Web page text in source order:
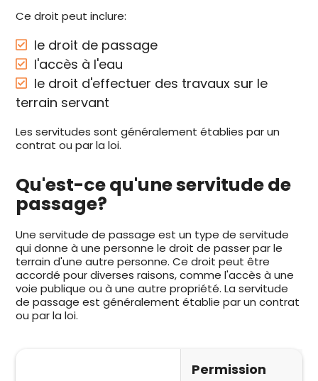
Ce droit peut inclure:
le droit de passage
l'accès à l'eau
le droit d'effectuer des travaux sur le
terrain servant
Les servitudes sont généralement établies par un
contrat ou par la loi.
Qu'est-ce qu'une servitude de
passage?
Une servitude de passage est un type de servitude
qui donne à une personne le droit de passer par le
terrain d'une autre personne. Ce droit peut être
accordé pour diverses raisons, comme l'accès à une
voie publique ou à une autre propriété. La servitude
de passage est généralement établie par un contrat
ou par la loi.
Permission